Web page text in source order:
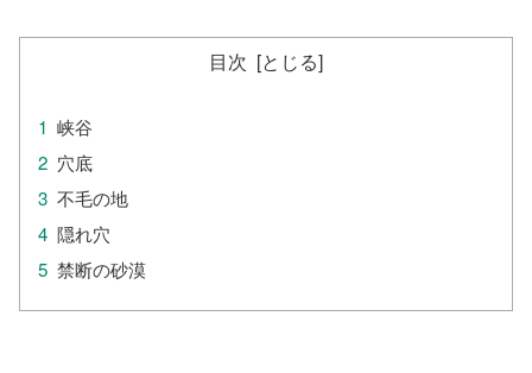
目次
峡谷
穴底
不毛の地
隠れ穴
禁断の砂漠